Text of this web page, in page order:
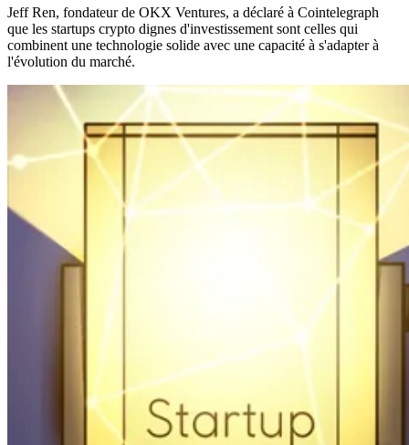
Jeff Ren, fondateur de OKX Ventures, a déclaré à Cointelegraph
que les startups crypto dignes d'investissement sont celles qui
combinent une technologie solide avec une capacité à s'adapter à
l'évolution du marché.